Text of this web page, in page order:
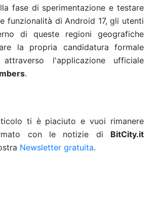
fase di sperimentazione e testare
funzionalità di Android 17, gli utenti
di queste regioni geografiche
la propria candidatura formale
attraverso l'applicazione ufficiale
.
ti è piaciuto e vuoi rimanere
con le notizie di BitCity.it
Newsletter gratuita.